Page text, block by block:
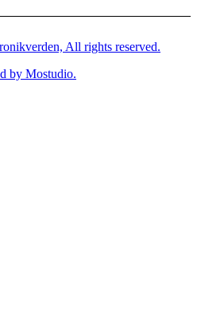
All rights reserved.
by Mostudio.